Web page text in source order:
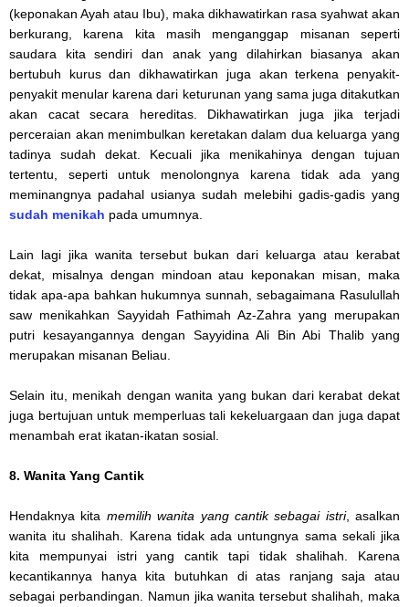
(keponakan Ayah atau Ibu), maka dikhawatirkan rasa syahwat akan
berkurang, karena kita masih menganggap misanan seperti
saudara kita sendiri dan anak yang dilahirkan biasanya akan
bertubuh kurus dan dikhawatirkan juga akan terkena penyakit-
penyakit menular karena dari keturunan yang sama juga ditakutkan
akan cacat secara hereditas. Dikhawatirkan juga jika terjadi
perceraian akan menimbulkan keretakan dalam dua keluarga yang
tadinya sudah dekat. Kecuali jika menikahinya dengan tujuan
tertentu, seperti untuk menolongnya karena tidak ada yang
meminangnya padahal usianya sudah melebihi gadis-gadis yang
sudah menikah pada umumnya.
Lain lagi jika wanita tersebut bukan dari keluarga atau kerabat
dekat, misalnya dengan mindoan atau keponakan misan, maka
tidak apa-apa bahkan hukumnya sunnah, sebagaimana Rasulullah
saw menikahkan Sayyidah Fathimah Az-Zahra yang merupakan
putri kesayangannya dengan Sayyidina Ali Bin Abi Thalib yang
merupakan misanan Beliau.
Selain itu, menikah dengan wanita yang bukan dari kerabat dekat
juga bertujuan untuk memperluas tali kekeluargaan dan juga dapat
menambah erat ikatan-ikatan sosial.
8. Wanita Yang Cantik
Hendaknya kita memilih wanita yang cantik sebagai istri, asalkan
wanita itu shalihah. Karena tidak ada untungnya sama sekali jika
kita mempunyai istri yang cantik tapi tidak shalihah. Karena
kecantikannya hanya kita butuhkan di atas ranjang saja atau
sebagai perbandingan. Namun jika wanita tersebut shalihah, maka